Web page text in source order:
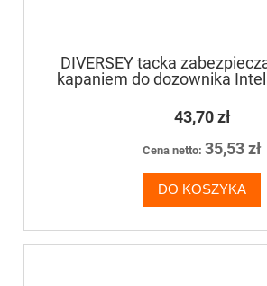
DIVERSEY tacka
kapaniem do dozownika
43,70 zł
Cena netto: 35,53 zł
DO KOSZYKA